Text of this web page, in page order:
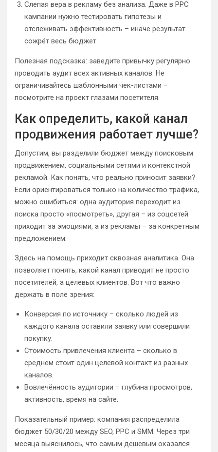
Слепая вера в рекламу без анализа. Даже в PPC
кампании нужно тестировать гипотезы и
отслеживать эффективность – иначе результат
сожрёт весь бюджет.
Полезная подсказка: заведите привычку регулярно
проводить аудит всех активных каналов. Не
ограничивайтесь шаблонными чек-листами –
посмотрите на проект глазами посетителя.
Как определить, какой канал
продвижения работает лучше?
Допустим, вы разделили бюджет между поисковым
продвижением, социальными сетями и контекстной
рекламой. Как понять, что реально приносит заявки?
Если ориентироваться только на количество трафика,
можно ошибиться: одна аудитория переходит из
поиска просто «посмотреть», другая – из соцсетей
приходит за эмоциями, а из рекламы – за конкретным
предложением.
Здесь на помощь приходит сквозная аналитика. Она
позволяет понять, какой канал приводит не просто
посетителей, а целевых клиентов. Вот что важно
держать в поле зрения:
Конверсия по источнику – сколько людей из
каждого канала оставили заявку или совершили
покупку.
Стоимость привлечения клиента – сколько в
среднем стоит один целевой контакт из разных
каналов.
Вовлечённость аудитории – глубина просмотров,
активность, время на сайте.
Показательный пример: компания распределила
бюджет 50/30/20 между SEO, PPC и SMM. Через три
месяца выяснилось, что самым дешёвым оказался